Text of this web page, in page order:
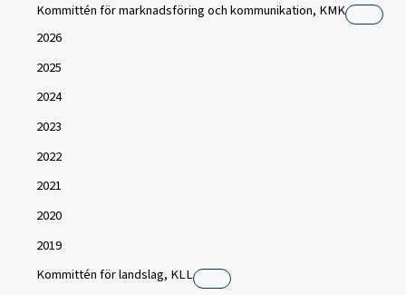
Kommittén för marknadsföring och kommunikation, KMK
2026
2025
2024
2023
2022
2021
2020
2019
Kommittén för landslag, KLL